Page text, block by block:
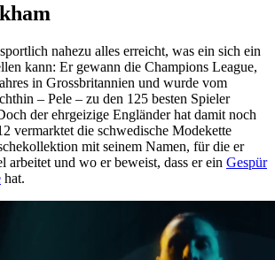
nahezu alles erreicht, was ein sich ein
kann: Er gewann die Champions League,
in Grossbritannien und wurde vom
– Pele – zu den 125 besten Spieler
der ehrgeizige Engländer hat damit noch
vermarktet die schwedische Modekette
mit seinem Namen, für die er
arbeitet und wo er beweist, dass er ein Gespür
hat.